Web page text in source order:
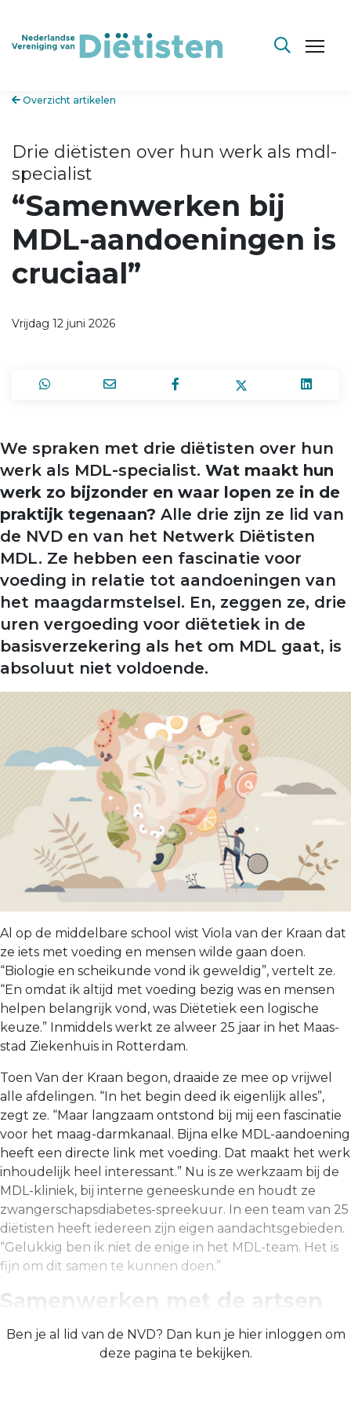
Overzicht artikelen
Drie diëtisten over hun werk als mdl-
specialist
“Samenwerken bij
MDL-aandoeningen is
cruciaal”
Vrijdag 12 juni 2026
We spraken met drie diëtisten over hun
werk als MDL-specialist. Wat maakt hun
werk zo bijzonder en waar lopen ze in de
praktijk tegenaan? Alle drie zijn ze lid van
de NVD en van het Netwerk Diëtisten
MDL. Ze hebben een fascinatie voor
voeding in relatie tot aandoeningen van
het maagdarmstelsel. En, zeggen ze, drie
uren vergoeding voor diëtetiek in de
basisverzekering als het om MDL gaat, is
absoluut niet voldoende.
Al op de middelbare school wist Viola van der Kraan dat
ze iets met voeding en mensen wilde gaan doen.
“Biologie en scheikunde vond ik geweldig”, vertelt ze.
“En omdat ik altijd met voeding bezig was en mensen
helpen belangrijk vond, was Diëtetiek een logi­sche
keuze.” Inmiddels werkt ze alweer 25 jaar in het Maas­
stad Ziekenhuis in Rotterdam.
Toen Van der Kraan begon, draaide ze mee op vrijwel
alle afdelingen. “In het begin deed ik eigenlijk alles”,
zegt ze. “Maar langzaam ontstond bij mij een fascinatie
voor het maag-darmkanaal. Bijna elke MDL-aandoening
heeft een directe link met voeding. Dat maakt het werk
inhoudelijk heel interessant.” Nu is ze werkzaam bij de
MDL-kliniek, bij interne geneeskunde en houdt ze
zwangerschapsdiabetes-spreekuur. In een team van 25
diëtisten heeft iedereen zijn eigen aandachtsgebieden.
“Gelukkig ben ik niet de enige in het MDL-team. Het is
fijn om dit samen te kunnen doen.”
Samenwerken met de artsen
Ben je al lid van de NVD? Dan kun je hier inloggen om
deze pagina te bekijken.